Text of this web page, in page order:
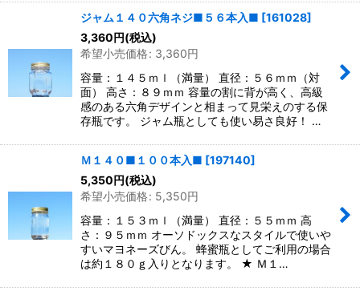
ジャム１４０六角ネジ■５６本入■ [161028]
3,360円(税込)
希望小売価格: 3,360円
容量：１４５ｍｌ（満量） 直径：５６ｍｍ（対
面） 高さ：８９ｍｍ 容量の割に背が高く、高級
感のある六角デザインと相まって見栄えのする保
存瓶です。 ジャム瓶としても使い易さ良好！ …
Ｍ１４０■１００本入■ [197140]
5,350円(税込)
希望小売価格: 5,350円
容量：１５３ｍｌ（満量） 直径：５５ｍｍ 高
さ：９５ｍｍ オーソドックスなスタイルで使いや
すいマヨネーズびん。 蜂蜜瓶としてご利用の場合
は約１８０ｇ入りとなります。 ★ Ｍ１…